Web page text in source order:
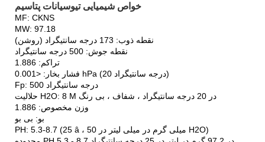
خواص شیمیایی تیوسیانات پتاسیم
MF: CKNS
MW: 97.18
نقطه ذوب: 173 درجه سانتیگراد (روشن)
نقطه جوش: 500 درجه سانتیگراد
تراکم: 1.886
فشار بخار: <0.001 hPa (20 درجه سانتیگراد)
Fp: 500 درجه سانتیگراد
حلالیت H2O: 8 M در 20 درجه سانتیگراد ، شفاف ، بی رنگ
وزن مخصوص: 1.886
بو: بی بو
PH: 5.3-8.7 (25 â ، 50 میلی گرم در میلی لیتر در H2O)